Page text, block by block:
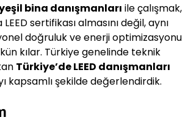
bina danışmanları ile çalışmak,
sertifikası almasını değil, aynı
doğruluk ve enerji optimizasyonu
kılar. Türkiye genelinde teknik
Türkiye’de LEED danışmanları
kapsamlı şekilde değerlendirdik.